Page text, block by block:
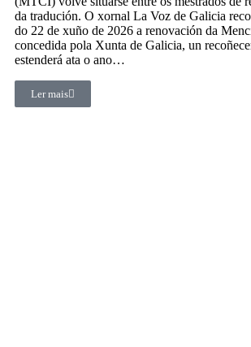
da tradución. O xornal La Voz de Galicia
do 22 de xuño de 2026 a renovación da
concedida pola Xunta de Galicia, un
estenderá ata o ano…
Ler mais